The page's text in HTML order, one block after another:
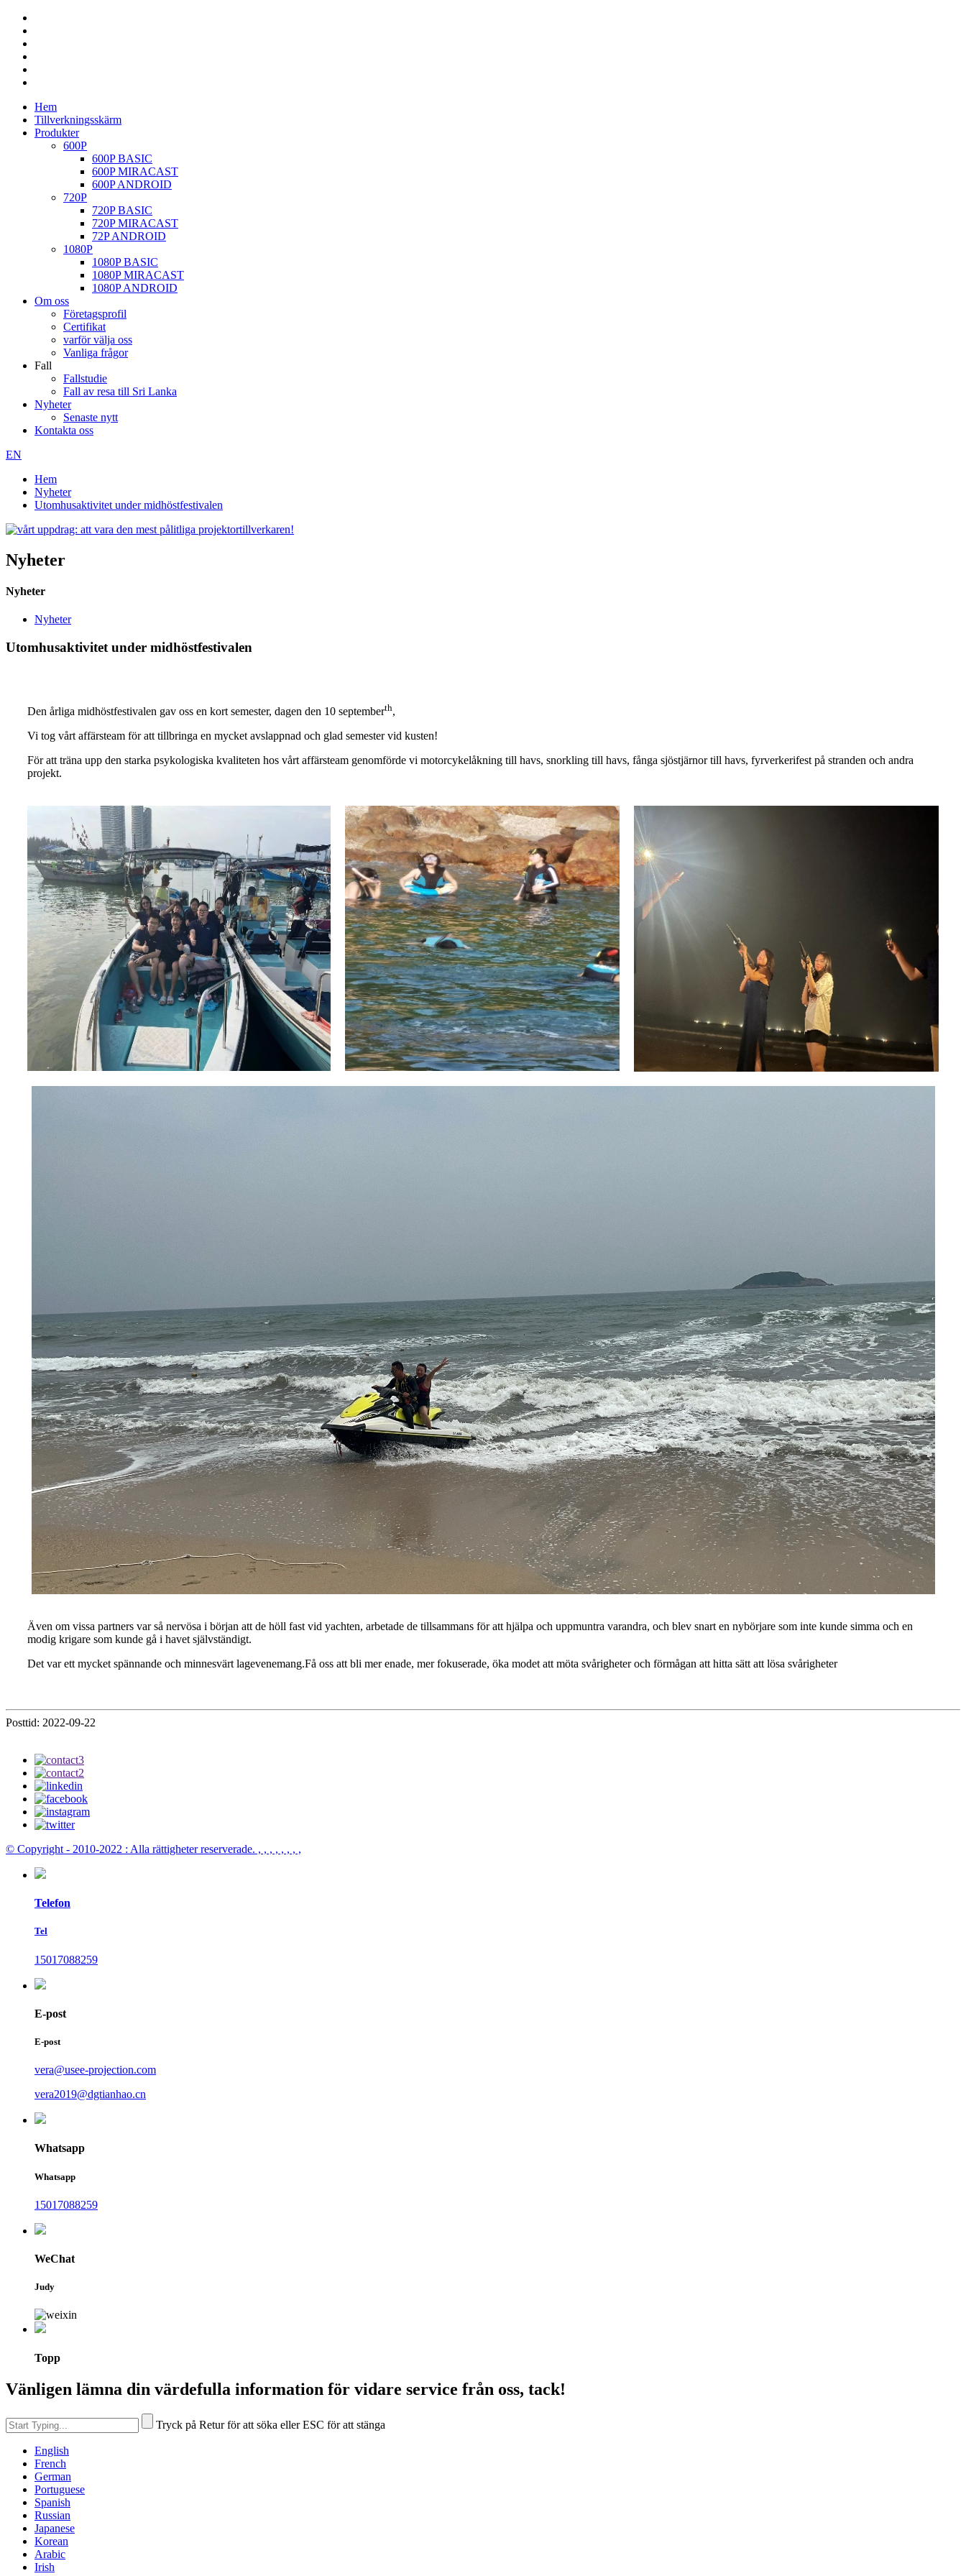
Hem
Tillverkningsskärm
Produkter
600P
600P BASIC
600P MIRACAST
600P ANDROID
720P
720P BASIC
720P MIRACAST
72P ANDROID
1080P
1080P BASIC
1080P MIRACAST
1080P ANDROID
Om oss
Företagsprofil
Certifikat
varför välja oss
Vanliga frågor
Fall
Fallstudie
Fall av resa till Sri Lanka
Nyheter
Senaste nytt
Kontakta oss
EN
Hem
Nyheter
Utomhusaktivitet under midhöstfestivalen
Nyheter
Nyheter
Nyheter
Utomhusaktivitet under midhöstfestivalen
Den årliga midhöstfestivalen gav oss en kort semester, dagen den 10 septemberth,
Vi tog vårt affärsteam för att tillbringa en mycket avslappnad och glad semester vid kusten!
För att träna upp den starka psykologiska kvaliteten hos vårt affärsteam genomförde vi motorcykelåkning till havs, snorkling till havs, fånga sjöstjärnor till havs, fyrverkerifest på stranden och andra
projekt.
Även om vissa partners var så nervösa i början att de höll fast vid yachten, arbetade de tillsammans för att hjälpa och uppmuntra varandra, och blev snart en nybörjare som inte kunde simma och en
modig krigare som kunde gå i havet självständigt.
Det var ett mycket spännande och minnesvärt lagevenemang.Få oss att bli mer enade, mer fokuserade, öka modet att möta svårigheter och förmågan att hitta sätt att lösa svårigheter
Posttid: 2022-09-22
© Copyright - 2010-2022 : Alla rättigheter reserverade. , , , , , , , ,
Telefon
Tel
15017088259
E-post
E-post
vera@usee-projection.com
vera2019@dgtianhao.cn
Whatsapp
Whatsapp
15017088259
WeChat
Judy
Topp
Vänligen lämna din värdefulla information för vidare service från oss, tack!
Tryck på Retur för att söka eller ESC för att stänga
English
French
German
Portuguese
Spanish
Russian
Japanese
Korean
Arabic
Irish